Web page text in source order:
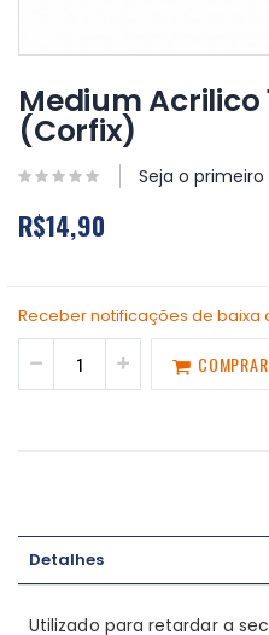
para
o
início
da
Galeria
imagens
Medium Acrilico
(Corfix)
Seja o
R$14,90
Receber notificações de baixa
COMPRAR
Detalhes
Utilizado para retardar a